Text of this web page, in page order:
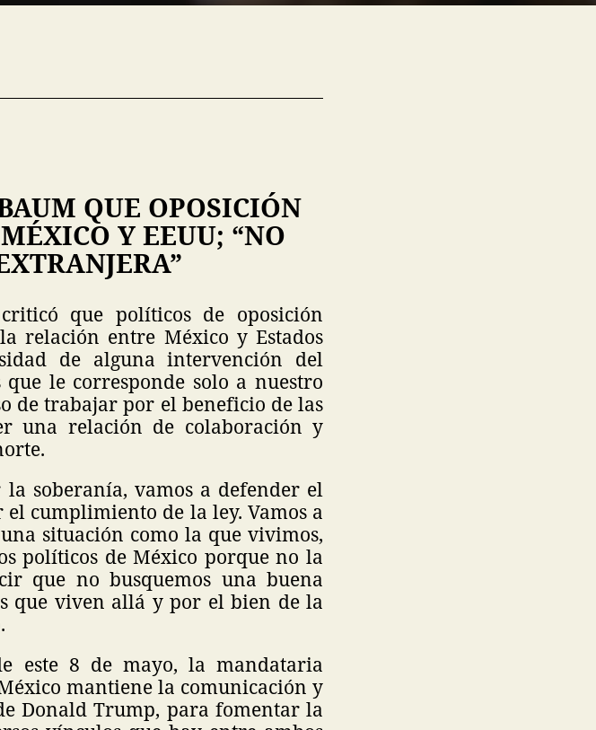
QUE OPOSICIÓN
Y EEUU; “NO
que políticos de oposición
relación entre México y Estados
de alguna intervención del
le corresponde solo a nuestro
de trabajar por el beneficio de las
una relación de colaboración y
la soberanía, vamos a defender el
cumplimiento de la ley. Vamos a
situación como la que vivimos,
políticos de México porque no la
que no busquemos una buena
que viven allá y por el bien de la
este 8 de mayo, la mandataria
mantiene la comunicación y
Donald Trump, para fomentar la